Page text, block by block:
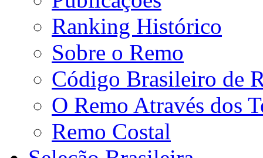
Ranking Histórico
Sobre o Remo
Código Brasileiro de
O Remo Através dos
Remo Costal